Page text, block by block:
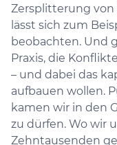
Zersplitterung
lässt sich zum
beobachten. Und
Praxis, die
– und dabei das
aufbauen wollen.
kamen wir in den
zu dürfen. Wo wir
Zehntausenden